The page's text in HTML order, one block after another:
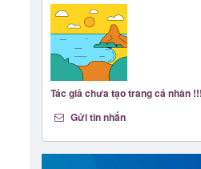
Tác giả chưa tạo trang cá nhân !!!
Gửi tin nhắn